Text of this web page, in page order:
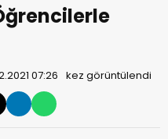
07:26 kez görüntülendi